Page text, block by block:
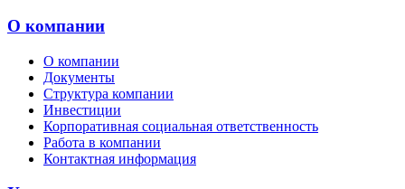
О компании
О компании
Документы
Структура компании
Инвестиции
Корпоративная социальная ответственность
Работа в компании
Контактная информация